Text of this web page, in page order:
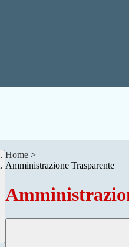
Home >
Amministrazione Trasparente